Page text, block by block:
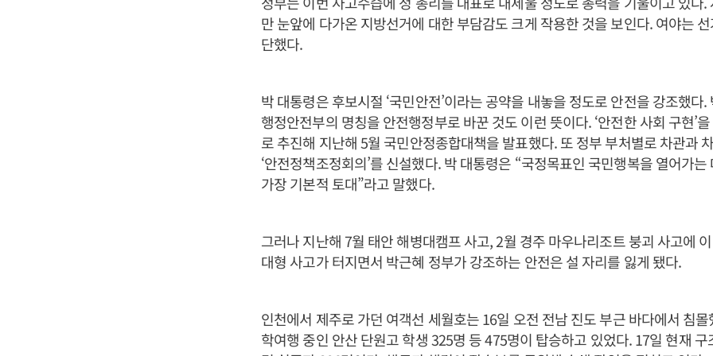
만 눈앞에 다가온 지방선거에 대한 부담감도 크게 작용한 것을 보인다. 여야는
단했다.
박 대통령은 후보시절 ‘국민안전’이라는 공약을 내놓을 정도로 안전을 강조했다
행정안전부의 명칭을 안전행정부로 바꾼 것도 이런 뜻이다. ‘안전한 사회 구현’
로 추진해 지난해 5월 국민안정종합대책을 발표했다. 또 정부 부처별로 차관과
‘안전정책조정회의’를 신설했다. 박 대통령은 “국정목표인 국민행복을 열어가
가장 기본적 토대”라고 말했다.
그러나 지난해 7월 태안 해병대캠프 사고, 2월 경주 마우나리조트 붕괴 사고에
대형 사고가 터지면서 박근혜 정부가 강조하는 안전은 설 자리를 잃게 됐다.
인천에서 제주로 가던 여객선 세월호는 16일 오전 전남 진도 부근 바다에서 침
학여행 중인 안산 단원고 학생 325명 등 475명이 탑승하고 있었다. 17일 현재